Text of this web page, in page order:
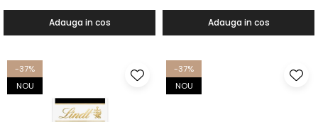
Adauga in cos Adauga in cos
-37%
NOU
-37%
NOU